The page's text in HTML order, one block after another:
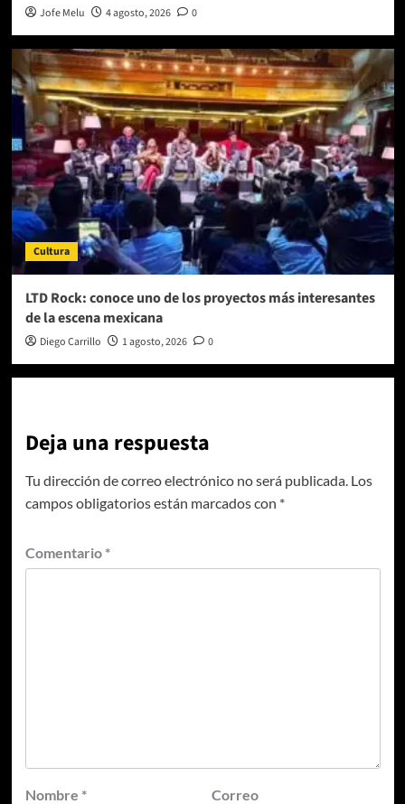
Jofe Melu 4 agosto, 2026 0
Cultura
LTD Rock: conoce uno de los proyectos más interesantes
de la escena mexicana
Diego Carrillo 1 agosto, 2026 0
Deja una respuesta
Tu dirección de correo electrónico no será publicada. Los
campos obligatorios están marcados con *
Comentario *
Nombre *
Correo